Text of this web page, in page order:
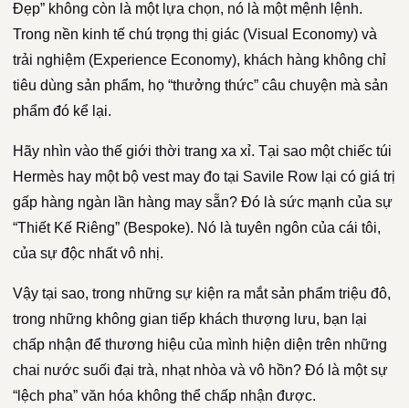
Đẹp” không còn là một lựa chọn, nó là một mệnh lệnh.
Trong nền kinh tế chú trọng thị giác (Visual Economy) và
trải nghiệm (Experience Economy), khách hàng không chỉ
tiêu dùng sản phẩm, họ “thưởng thức” câu chuyện mà sản
phẩm đó kể lại.
Hãy nhìn vào thế giới thời trang xa xỉ. Tại sao một chiếc túi
Hermès hay một bộ vest may đo tại Savile Row lại có giá trị
gấp hàng ngàn lần hàng may sẵn? Đó là sức mạnh của sự
“Thiết Kế Riêng” (Bespoke). Nó là tuyên ngôn của cái tôi,
của sự độc nhất vô nhị.
Vậy tại sao, trong những sự kiện ra mắt sản phẩm triệu đô,
trong những không gian tiếp khách thượng lưu, bạn lại
chấp nhận để thương hiệu của mình hiện diện trên những
chai nước suối đại trà, nhạt nhòa và vô hồn? Đó là một sự
“lệch pha” văn hóa không thể chấp nhận được.